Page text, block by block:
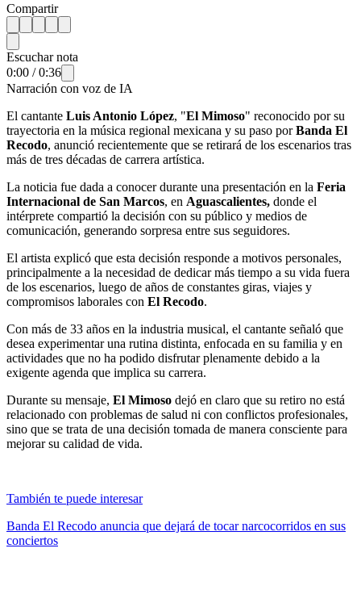
Compartir
Escuchar nota
0:00 /0:36
Narración con voz de IA
El cantante Luis Antonio López, "El Mimoso" reconocido por su
trayectoria en la música regional mexicana y su paso porBanda El
Recodo, anunció recientemente que se retirará de los escenarios tras
más de tres décadas de carrera artística.
La noticia fue dada a conocer durante una presentación en la Feria
Internacional de San Marcos, en Aguascalientes, donde el
intérprete compartió la decisión con su público y medios de
comunicación, generando sorpresa entre sus seguidores.
El artista explicó que esta decisión responde a motivos personales,
principalmente a la necesidad de dedicar más tiempo a su vida fuera
de los escenarios, luego de años de constantes giras, viajes y
compromisos laborales con El Recodo.
Con más de 33 años en la industria musical, el cantante señaló que
desea experimentar una rutina distinta, enfocada en su familia y en
actividades que no ha podido disfrutar plenamente debido a la
exigente agenda que implica su carrera.
Durante su mensaje, El Mimoso dejó en claro que su retiro no está
relacionado con problemas de salud ni con conflictos profesionales,
sino que se trata de una decisión tomada de manera consciente para
mejorar su calidad de vida.
También te puede interesar
Banda El Recodo anuncia que dejará de tocar narcocorridos en sus
conciertos